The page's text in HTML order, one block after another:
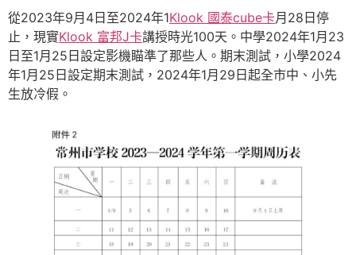
從2023年9月4日至2024年1Klook 國泰cube卡月28日停
止，現實Klook 富邦J卡講授時光100天。中學2024年1月23
日至1月25日設定影機瞄準了那些人。期末測試，小學2024
年1月25日設定期末測試，2024年1月29日起全市中、小先
生放冷假。